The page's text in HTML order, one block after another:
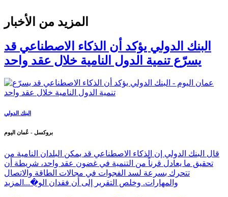
المزيد من الأخبار
البنك الدولي يؤكد أن الذكاء الاصطناعي قد
يسرّع تنمية الدول النامية خلال عقد واحد
البنك الدولي
بروكسل - عُمان اليوم
قال البنك الدولي إن الذكاء الاصطناعي قد يمكن البلدان النامية من
تحقيق ما يعادل قرناً من التنمية في غضون عقد واحد، شريطة أن
تتحرك بسرعة لسد الفجوات في مجالات الطاقة والاتصال
والمهارات. وخلص التقرير إلى أن فقدان الو�... المزيد